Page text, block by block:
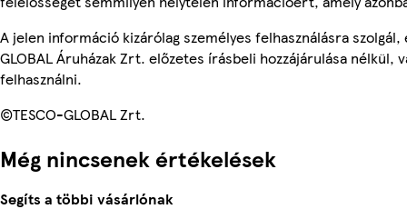
A jelen információ kizárólag személyes felhasználásra
GLOBAL Áruházak Zrt. előzetes írásbeli hozzájárulása
felhasználni.
©TESCO-GLOBAL Zrt.
Még nincsenek értékelések
Segíts a többi vásárlónak